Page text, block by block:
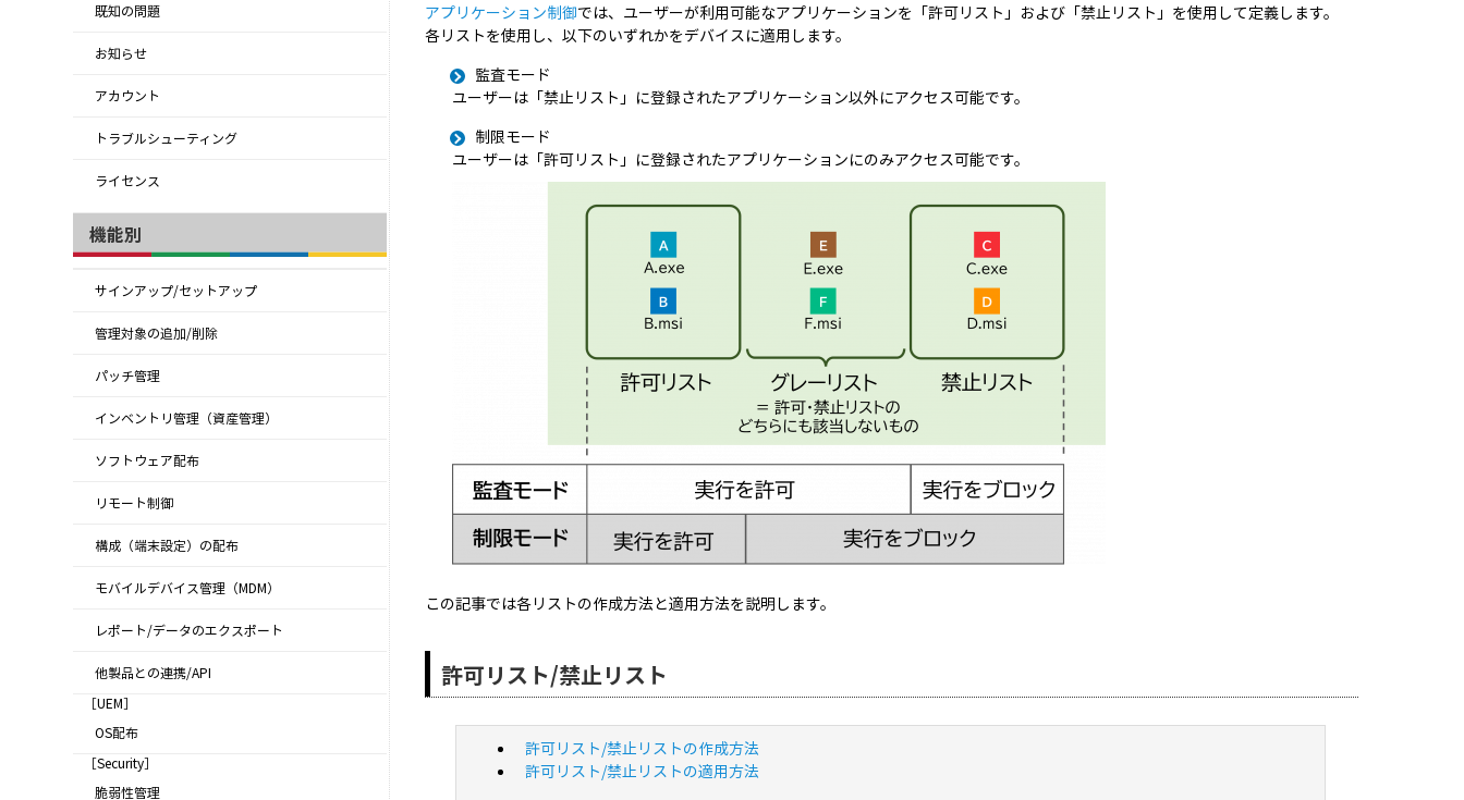
既知の問題
お知らせ
アカウント
トラブルシューティング
ライセンス
機能別
サインアップ/セットアップ
管理対象の追加/削除
パッチ管理
インベントリ管理（資産管理）
ソフトウェア配布
リモート制御
構成（端末設定）の配布
モバイルデバイス管理（MDM）
レポート/データのエクスポート
他製品との連携/API
［UEM］
OS配布
［Security］
脆弱性管理
アプリケーション制御では、ユーザーが利用可能なアプリケーションを「許可リスト」および「禁止リスト」を使用して定義します。
各リストを使用し、以下のいずれかをデバイスに適用します。
監査モード
ユーザーは「禁止リスト」に登録されたアプリケーション以外にアクセス可能です。
制限モード
ユーザーは「許可リスト」に登録されたアプリケーションにのみアクセス可能です。
この記事では各リストの作成方法と適用方法を説明します。
許可リスト/禁止リスト
許可リスト/禁止リストの作成方法
許可リスト/禁止リストの適用方法